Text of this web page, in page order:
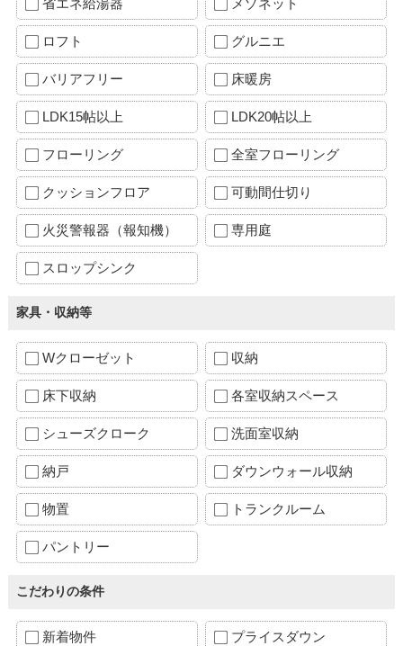
省エネ給湯器 メゾネット
ロフト グルニエ
バリアフリー 床暖房
LDK15帖以上 LDK20帖以上
フローリング 全室フローリング
クッションフロア 可動間仕切り
火災警報器（報知機） 専用庭
スロップシンク
家具・収納等
Wクローゼット 収納
床下収納 各室収納スペース
シューズクローク 洗面室収納
納戸 ダウンウォール収納
物置 トランクルーム
パントリー
こだわりの条件
新着物件 プライスダウン